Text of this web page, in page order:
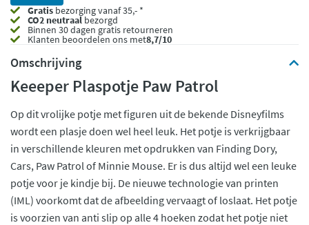
Gratis bezorging vanaf 35,- *
CO2 neutraalbezorgd
Binnen 30 dagen gratis retourneren
Klanten beoordelen ons met8,7/10
Omschrijving
Keeeper Plaspotje Paw Patrol
Op dit vrolijke potje met figuren uit de bekende Disneyfilms
wordt een plasje doen wel heel leuk. Het potje is verkrijgbaar
in verschillende kleuren met opdrukken van Finding Dory,
Cars, Paw Patrol of Minnie Mouse. Er is dus altijd wel een leuke
potje voor je kindje bij. De nieuwe technologie van printen
(IML) voorkomt dat de afbeelding vervaagt of loslaat. Het potje
is voorzien van anti slip op alle 4 hoeken zodat het potje niet